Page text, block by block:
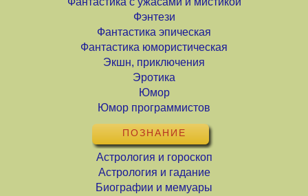
Фэнтези
Фантастика эпическая
Фантастика юмористическая
Экшн, приключения
Эротика
Юмор
Юмор программистов
ПОЗНАНИЕ
Астрология и гороскоп
Астрология и гадание
Биографии и мемуары